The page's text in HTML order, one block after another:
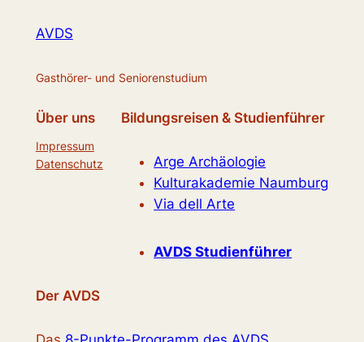
AVDS
Gasthörer- und Seniorenstudium
Über uns
Impressum
Datenschutz
Bildungsreisen & Studienführer
Arge Archäologie
Kulturakademie Naumburg
Via dell Arte
AVDS Studienführer
Der AVDS